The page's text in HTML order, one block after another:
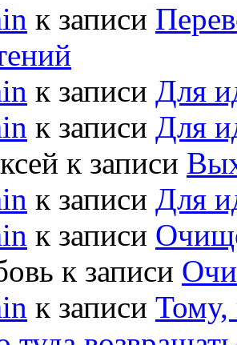
к записи
к записи Для
к записи Для
к записи
к записи Для
к записи
к записи
к записи Тому,